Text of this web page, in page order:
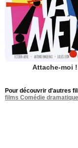
Attache-moi !
Pour découvrir d'autres
films Comédie dramatique